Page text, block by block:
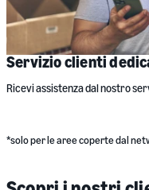
Servizio clienti
Ricevi assistenza dal nostro
*solo per le aree coperte dal